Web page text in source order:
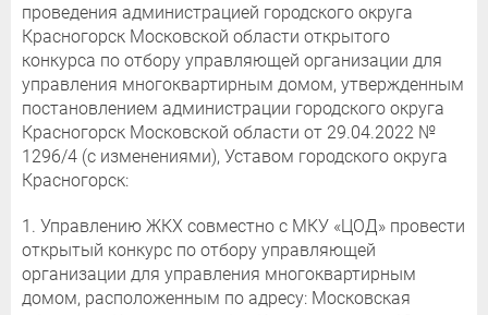
проведения администрацией городского округа
Красногорск Московской области открытого
конкурса по отбору управляющей организации для
управления многоквартирным домом, утвержденным
постановлением администрации городского округа
Красногорск Московской области от 29.04.2022 №
1296/4 (с изменениями), Уставом городского округа
Красногорск:
1. Управлению ЖКХ совместно с МКУ «ЦОД» провести
открытый конкурс по отбору управляющей
организации для управления многоквартирным
домом, расположенным по адресу: Московская